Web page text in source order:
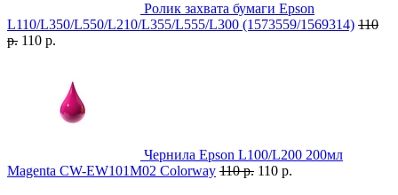
Ролик захвата бумаги Epson
L110/L350/L550/L210/L355/L555/L300 (1573559/1569314) 110
р. 110 р.
Чернила Epson L100/L200 200мл
Magenta CW-EW101M02 Colorway 110 р. 110 р.